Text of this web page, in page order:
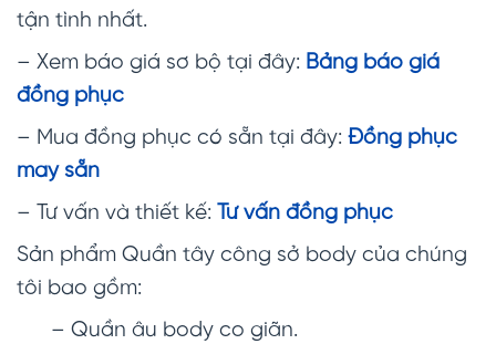
tận tình nhất.
– Xem báo giá sơ bộ tại đây: Bảng báo giá
đồng phục
– Mua đồng phục có sẵn tại đây: Đồng phục
may sẵn
– Tư vấn và thiết kế: Tư vấn đồng phục
Sản phẩm Quần tây công sở body của chúng
tôi bao gồm:
– Quần âu body co giãn.